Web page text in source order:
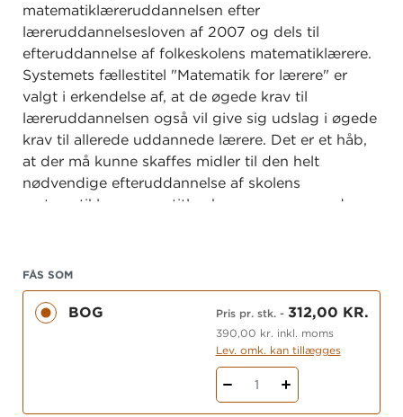
matematiklæreruddannelsen efter
læreruddannelsesloven af 2007 og dels til
efteruddannelse af folkeskolens matematiklærere.
Systemets fællestitel "Matematik for lærere" er
valgt i erkendelse af, at de øgede krav til
læreruddannelsen også vil give sig udslag i øgede
krav til allerede uddan­nede lærere. Det er et håb,
at der må kunne skaffes midler til den helt
nødvendige efteruddannelse af skolens
matematiklærere, og titlen hænger sammen den
FÅS SOM
BOG Pris pr. stk.- 312,00 KR.
390,00 kr. inkl. moms
Lev. omk. kan tillægges
1